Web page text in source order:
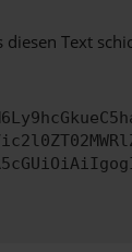
Text